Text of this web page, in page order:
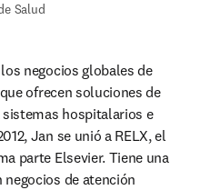
Salud
negocios globales de
ofrecen soluciones de
hospitalarios e
Jan se unió a RELX, el
parte Elsevier. Tiene una
negocios de atención